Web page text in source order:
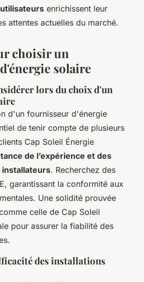
enrichissent leur
attentes actuelles du marché.
choisir un
solaire
lors du choix d'un
d'un fournisseur d'énergie
de tenir compte de plusieurs
Cap Soleil Énergie
de l’expérience et des
. Recherchez des
garantissant la conformité aux
Une solidité prouvée
celle de Cap Soleil
pour assurer la fiabilité des
des installations